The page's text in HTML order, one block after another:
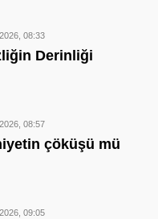
08:33
Derinliği
08:57
çöküşü mü
09:05